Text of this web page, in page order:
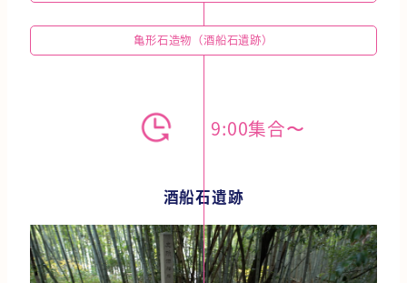
亀形石造物（酒船石遺跡）
9:00集合〜
酒船石遺跡